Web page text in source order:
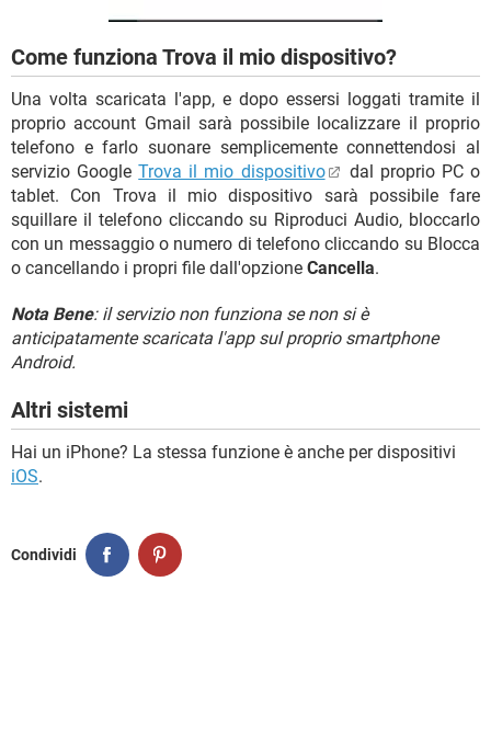
Come funziona Trova il mio dispositivo?
Una volta scaricata l'app, e dopo essersi loggati tramite il
proprio account Gmail sarà possibile localizzare il proprio
telefono e farlo suonare semplicemente connettendosi al
servizio GoogleTrova il mio dispositivo
dal proprio PC o
tablet. Con Trova il mio dispositivo sarà possibile fare
squillare il telefono cliccando su Riproduci Audio, bloccarlo
con un messaggio o numero di telefono cliccando su Blocca
o cancellando i propri file dall'opzione Cancella.
Nota Bene: il servizio non funziona se non si è
anticipatamente scaricata l'app sul proprio smartphone
Android.
Altri sistemi
Hai un iPhone? La stessa funzione è anche per dispositivi
iOS.
Condividi